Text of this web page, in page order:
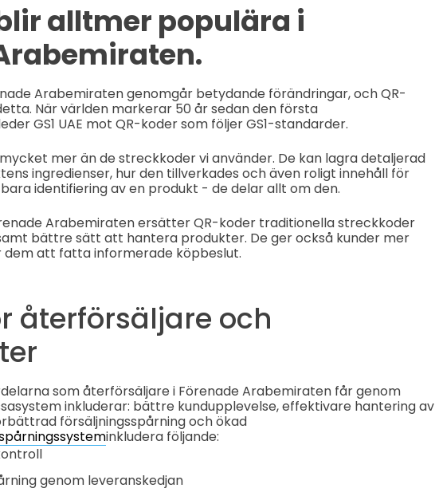
alltmer populära i
Arabemiraten genomgår betydande förändringar, och QR-
När världen markerar 50 år sedan den första
GS1 UAE mot QR-koder som följer GS1-standarder.
mer än de streckkoder vi använder. De kan lagra detaljerad
ingredienser, hur den tillverkades och även roligt innehåll för
identifiering av en produkt - de delar allt om den.
Arabemiraten ersätter QR-koder traditionella streckkoder
bättre sätt att hantera produkter. De ger också kunder mer
dem att fatta informerade köpbeslut.
återförsäljare och
som återförsäljare i Förenade Arabemiraten får genom
inkluderar: bättre kundupplevelse, effektivare hantering av
försäljningsspårning och ökad
inkludera följande:
genom leveranskedjan